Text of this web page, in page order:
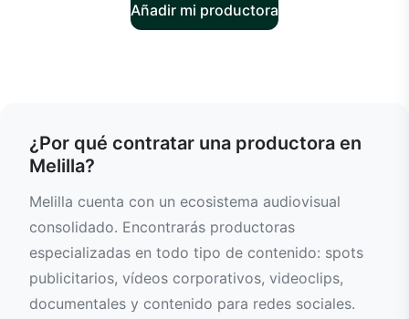
Añadir mi productora
¿Por qué contratar una productora en
Melilla?
Melilla cuenta con un ecosistema audiovisual
consolidado. Encontrarás productoras
especializadas en todo tipo de contenido: spots
publicitarios, vídeos corporativos, videoclips,
documentales y contenido para redes sociales.